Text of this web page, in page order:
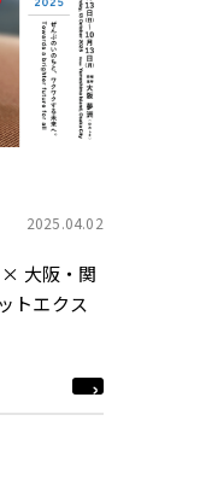
2025.04.02
× 大阪・関
トエクス